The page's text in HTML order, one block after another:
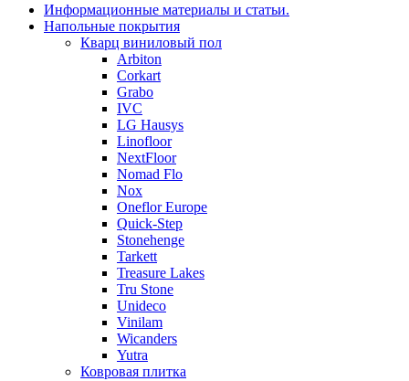
Информационные материалы и статьи.
Напольные покрытия
Кварц виниловый пол
Arbiton
Corkart
Grabo
IVC
LG Hausys
Linofloor
NextFloor
Nomad Flo
Nox
Oneflor Europe
Quick-Step
Stonehenge
Tarkett
Treasure Lakes
Tru Stone
Unideco
Vinilam
Wicanders
Yutra
Ковровая плитка